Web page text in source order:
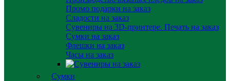
Промо подарки на заказ
Сладости на заказ
Сувениры на 3D-принтере. Печать на заказ
Сумки на заказ
Флешки на заказ
Часы на заказ
Сумки